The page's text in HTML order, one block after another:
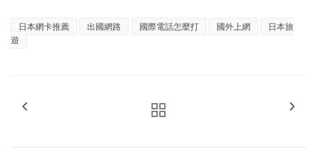
日本網卡推薦 出國網路 國際電話怎麼打 國外上網
日本旅
遊